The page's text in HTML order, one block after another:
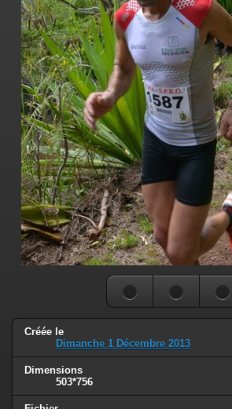
Créée le
Dimanche 1 Décembre 2013
Dimensions
503*756